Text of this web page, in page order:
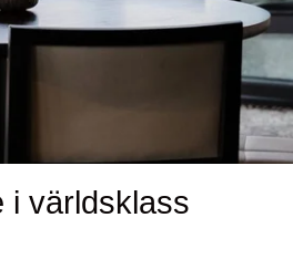
i världsklass